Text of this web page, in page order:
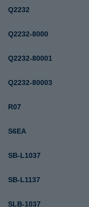
Q2232
Q2232-8000
Q2232-80001
Q2232-80003
R07
S6EA
SB-L1037
SB-L1137
SLB-1037